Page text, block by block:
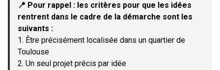
📍 Pour rappel : les critères pour que les idées
rentrent dans le cadre de la démarche sont les
suivants :
1. Être précisément localisée dans un quartier de
Toulouse
2. Un seul projet précis par idée